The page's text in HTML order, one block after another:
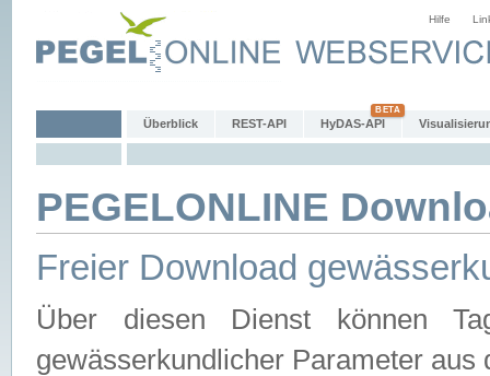
Hilfe
Überblick REST-API HyDAS-API
PEGELONLINE
Freier Download
Über diesen Dienst können
gewässerkundlicher Parameter aus